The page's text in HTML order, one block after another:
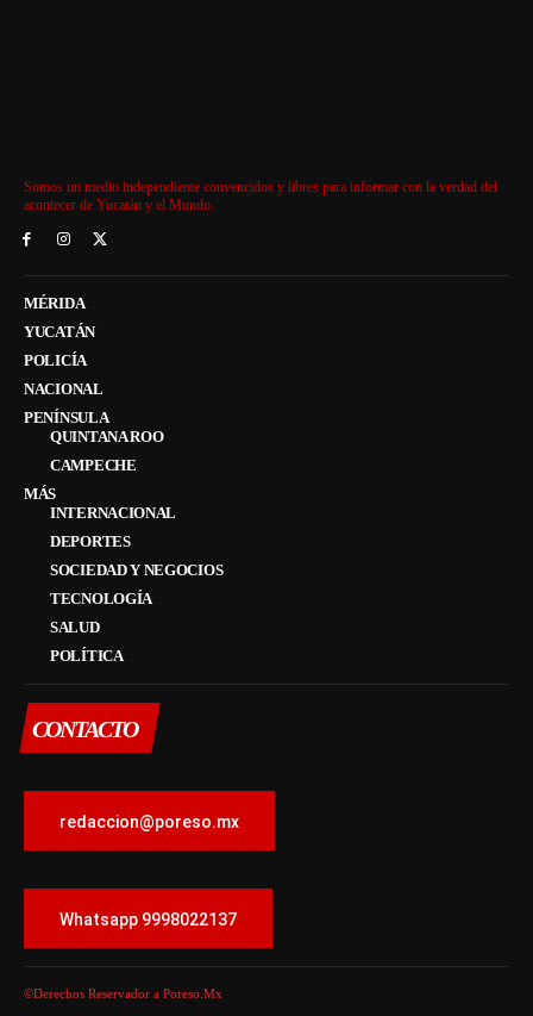
Somos un medio independiente convencidos y libres para informar con la verdad del
acontecer de Yucatán y el Mundo.
MÉRIDA
YUCATÁN
POLICÍA
NACIONAL
PENÍNSULA
QUINTANA ROO
CAMPECHE
MÁS
INTERNACIONAL
DEPORTES
SOCIEDAD Y NEGOCIOS
TECNOLOGÍA
SALUD
POLÍTICA
CONTACTO
redaccion@poreso.mx
Whatsapp 9998022137
©Derechos Reservador a Poreso.Mx